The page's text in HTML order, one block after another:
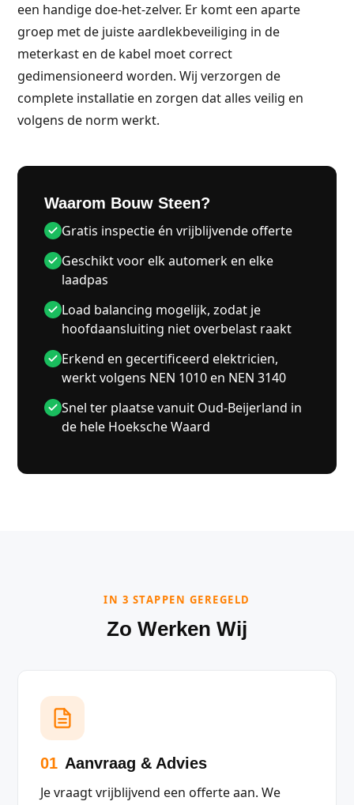
een handige doe-het-zelver. Er komt een aparte
groep met de juiste aardlekbeveiliging in de
meterkast en de kabel moet correct
gedimensioneerd worden. Wij verzorgen de
complete installatie en zorgen dat alles veilig en
volgens de norm werkt.
Waarom Bouw Steen?
Gratis inspectie én vrijblijvende offerte
Geschikt voor elk automerk en elke
laadpas
Load balancing mogelijk, zodat je
hoofdaansluiting niet overbelast raakt
Erkend en gecertificeerd elektricien,
werkt volgens NEN 1010 en NEN 3140
Snel ter plaatse vanuit Oud-Beijerland in
de hele Hoeksche Waard
IN 3 STAPPEN GEREGELD
Zo Werken Wij
01 Aanvraag & Advies
Je vraagt vrijblijvend een offerte aan. We